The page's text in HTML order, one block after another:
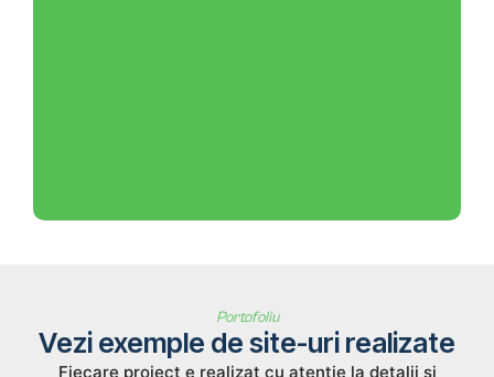
Portofoliu
Vezi exemple de site-uri realizate
Fiecare proiect e realizat cu atenție la detalii și